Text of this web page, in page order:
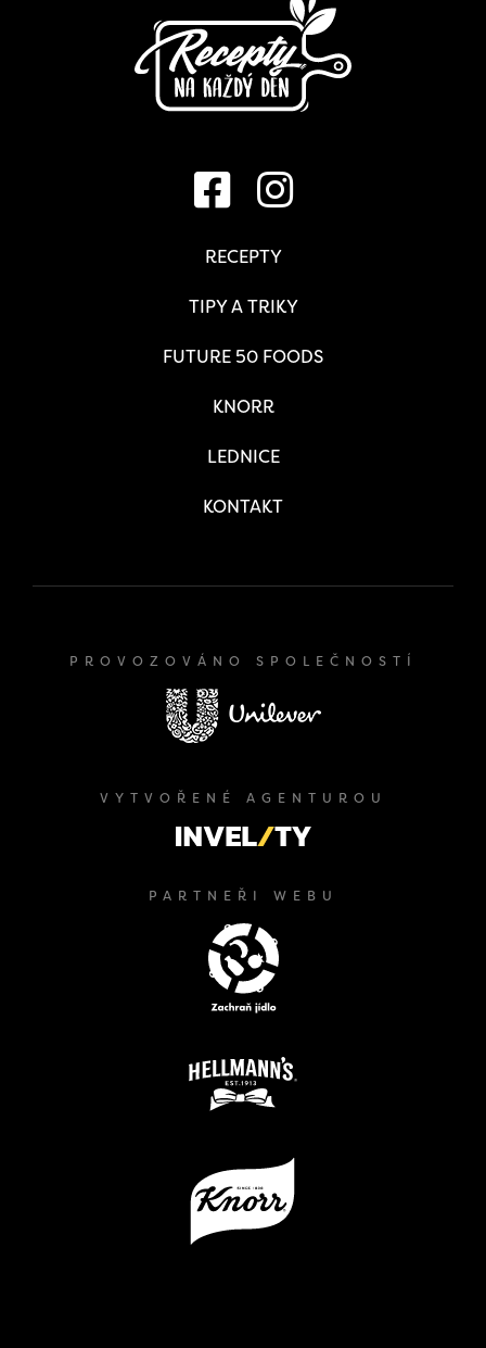
RECEPTY
TIPY A TRIKY
FUTURE 50 FOODS
KNORR
LEDNICE
KONTAKT
PROVOZOVÁNO SPOLEČNOSTÍ
VYTVOŘENÉ AGENTUROU
PARTNEŘI WEBU